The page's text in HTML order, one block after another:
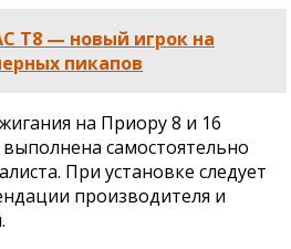
T8 — новый игрок на
пикапов
на Приору 8 и 16
самостоятельно
При установке следует
производителя и